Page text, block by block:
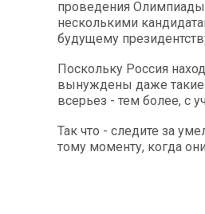
проведения
несколькими
будущему
Поскольку Россия
вынуждены даже такие
всерьез - тем более, с
Так что - следите за
тому моменту, когда